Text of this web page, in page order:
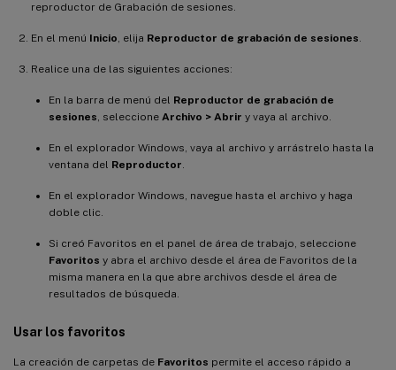
reproductor de Grabación de sesiones.
En el menú Inicio, elija Reproductor de grabación de sesiones.
Realice una de las siguientes acciones:
En la barra de menú del Reproductor de grabación de
sesiones, seleccione Archivo > Abrir y vaya al archivo.
En el explorador Windows, vaya al archivo y arrástrelo hasta la
ventana del Reproductor.
En el explorador Windows, navegue hasta el archivo y haga
doble clic.
Si creó Favoritos en el panel de área de trabajo, seleccione
Favoritos y abra el archivo desde el área de Favoritos de la
misma manera en la que abre archivos desde el área de
resultados de búsqueda.
Usar los favoritos
La creación de carpetas de Favoritos permite el acceso rápido a